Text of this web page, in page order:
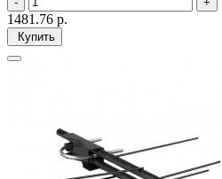
1481.76 р.
Купить